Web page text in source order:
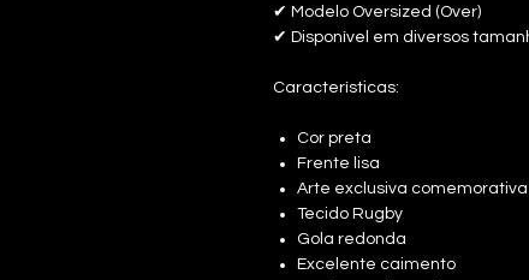
✔ Modelo Oversized (Over)
✔ Disponível em diversos
Características:
Cor preta
Frente lisa
Arte exclusiva
Tecido Rugby
Gola redonda
Excelente caimento